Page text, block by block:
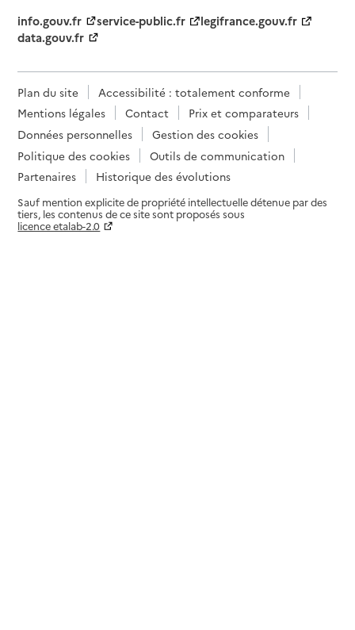
info.gouv.fr
service-public.fr
legifrance.gouv.fr
data.gouv.fr
Plan du site
Accessibilité : totalement conforme
Mentions légales
Contact
Prix et comparateurs
Données personnelles
Gestion des cookies
Politique des cookies
Outils de communication
Partenaires
Historique des évolutions
Sauf mention explicite de propriété intellectuelle détenue par des
tiers, les contenus de ce site sont proposés sous
licence etalab-2.0